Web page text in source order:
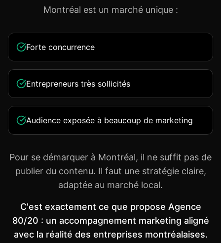
Montréal est un marché unique :
Forte concurrence
Entrepreneurs très sollicités
Audience exposée à beaucoup de marketing
Pour se démarquer à Montréal, il ne suffit pas de
publier du contenu. Il faut une stratégie claire,
adaptée au marché local.
C'est exactement ce que propose Agence
80/20 : un accompagnement marketing aligné
avec la réalité des entreprises montréalaises.